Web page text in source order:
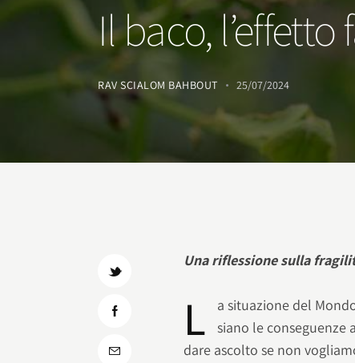
Il baco,
RAV SCIALOM BAHBOUT 25/07/2024
Una riflessione sulla
L
a situazione del
siano le conseguenze
dare ascolto se non